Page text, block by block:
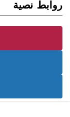
روابط نصية